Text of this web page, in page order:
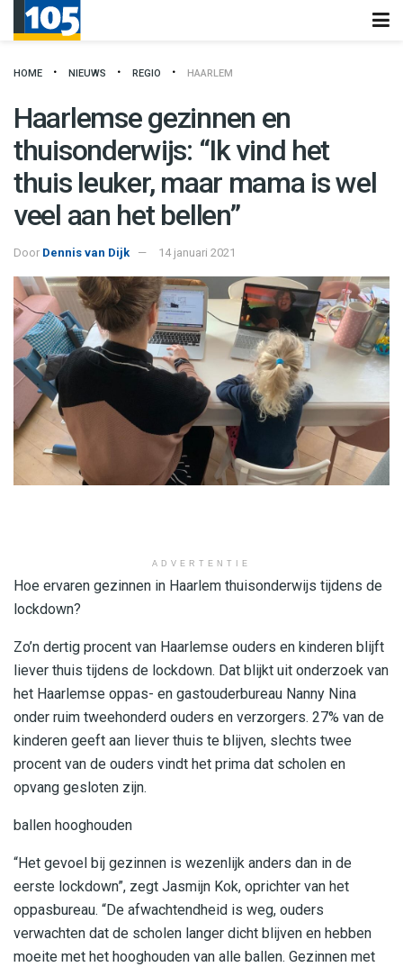
HOME NIEUWS REGIO HAARLEM
Haarlemse gezinnen en
thuisonderwijs: “Ik vind het
thuis leuker, maar mama is wel
veel aan het bellen”
Door Dennis van Dijk 14 januari 2021
ADVERTENTIE
Hoe ervaren gezinnen in Haarlem thuisonderwijs tijdens de
lockdown?
Zo’n dertig procent van Haarlemse ouders en kinderen blijft
liever thuis tijdens de lockdown. Dat blijkt uit onderzoek van
het Haarlemse oppas- en gastouderbureau Nanny Nina
onder ruim tweehonderd ouders en verzorgers. 27% van de
kinderen geeft aan liever thuis te blijven, slechts twee
procent van de ouders vindt het prima dat scholen en
opvang gesloten zijn.
ballen hooghouden
“Het gevoel bij gezinnen is wezenlijk anders dan in de
eerste lockdown”, zegt Jasmijn Kok, oprichter van het
oppasbureau. “De afwachtendheid is weg, ouders
verwachten dat de scholen langer dicht blijven en hebben
moeite met het hooghouden van alle ballen. Gezinnen met